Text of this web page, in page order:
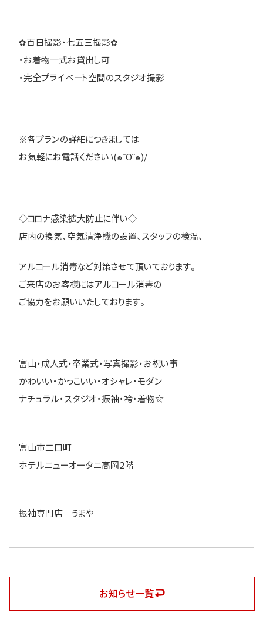
✿百日撮影・七五三撮影✿
・お着物一式お貸出し可
・完全プライベート空間のスタジオ撮影
※各プランの詳細につきましては
お気軽にお電話ください \(๑ˆOˆ๑)/
◇コロナ感染拡大防止に伴い◇
店内の換気、空気清浄機の設置、スタッフの検温、
アルコール消毒など対策させて頂いております。
ご来店のお客様にはアルコール消毒の
ご協力をお願いいたしております。
富山・成人式・卒業式・写真撮影・お祝い事
かわいい・かっこいい・オシャレ・モダン
ナチュラル・スタジオ・振袖・袴・着物☆
富山市二口町
ホテルニューオータニ高岡２階
振袖専門店 うまや
お知らせ一覧